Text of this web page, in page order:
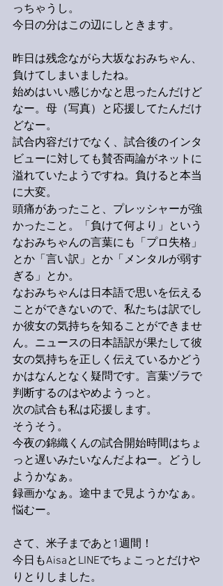
っちゃうし。
今日の分はこの辺にしときます。
昨日は残念ながら大坂なおみちゃん、
負けてしまいましたね。
始めはいい感じかなと思ったんだけど
なー。母（写真）と応援してたんだけ
どなー。
試合内容だけでなく、試合後のインタ
ビューに対しても賛否両論がネットに
溢れていたようですね。負けると本当
に大変。
頭痛があったこと、プレッシャーが強
かったこと。「負けて何より」という
なおみちゃんの言葉にも「プロ失格」
とか「言い訳」とか「メンタルが弱す
ぎる」とか。
なおみちゃんは日本語で思いを伝える
ことができないので、私たちは訳でし
か彼女の気持ちを知ることができませ
ん。ニュースの日本語訳が果たして彼
女の気持ちを正しく伝えているかどう
かはなんとなく疑問です。言葉ヅラで
判断するのはやめようっと。
次の試合も私は応援します。
そうそう。
今夜の錦織くんの試合開始時間はちょ
っと遅いみたいなんだよねー。どうし
ようかなぁ。
録画かなぁ。途中まで見ようかなぁ。
悩むー。
さて、米子まであと1週間！
今日もAisaとLINEでちょこっとだけや
りとりしました。